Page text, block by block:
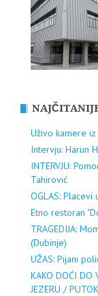
Uživo kamere
Intervju: Harun
INTERVJU:
Tahirović
OGLAS:
Etno restoran
TRAGEDIJA:
(Dubinje)
UŽAS: Pijani
KAKO DOĆI DO
JEZERU /